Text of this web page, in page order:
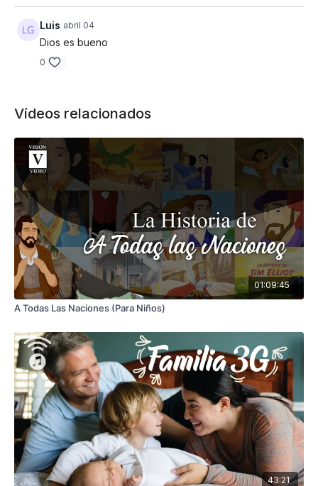
https://store.focusonthefamily.com/guia-de-la-exploracion-
de-la-mision-de-jesus-digital
-Si desea comprar los episodios de "Para que el mundo
sepa" visite la tienda virtual aquí:
Luis abril 04
Dios es bueno
0
Vídeos relacionados
01:09:45
A Todas Las Naciones (Para Niños)
43:21